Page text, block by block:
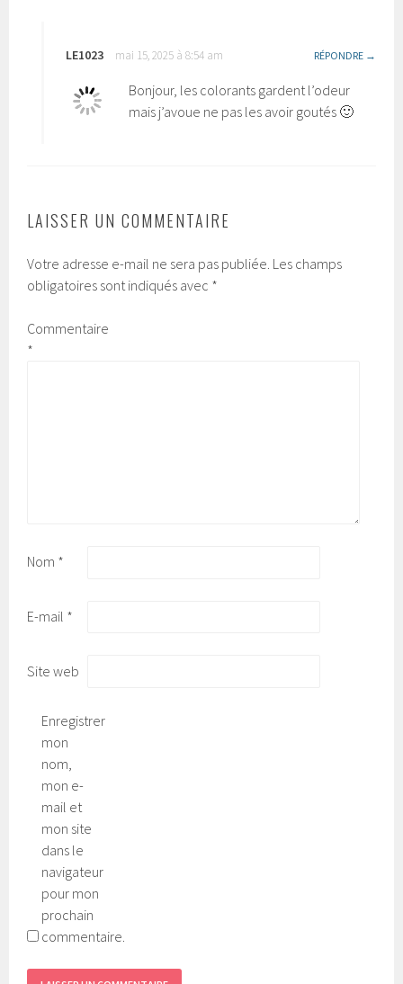
LE1023 mai 15, 2025 à 8:54 am RÉPONDRE
Bonjour, les colorants gardent l’odeur
mais j’avoue ne pas les avoir goutés 🙂
LAISSER UN COMMENTAIRE
Votre adresse e-mail ne sera pas publiée. Les champs
obligatoires sont indiqués avec *
Commentaire
*
Nom *
E-mail *
Site web
Enregistrer
mon
nom,
mon e-
mail et
mon site
dans le
navigateur
pour mon
prochain
commentaire.